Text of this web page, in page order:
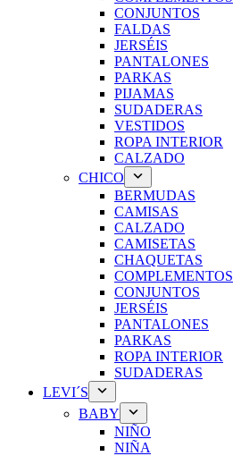
CONJUNTOS
FALDAS
JERSÉIS
PANTALONES
PARKAS
PIJAMAS
SUDADERAS
VESTIDOS
ROPA INTERIOR
CALZADO
CHICO
BERMUDAS
CAMISAS
CALZADO
CAMISETAS
CHAQUETAS
COMPLEMENTOS
CONJUNTOS
JERSÉIS
PANTALONES
PARKAS
ROPA INTERIOR
SUDADERAS
LEVI´S
BABY
NIÑO
NIÑA